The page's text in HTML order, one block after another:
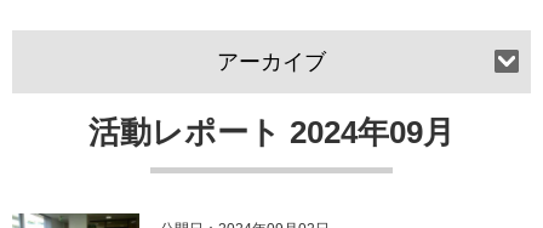
活動レポート 2024年09月
アーカイブ